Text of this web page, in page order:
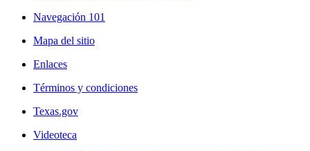
Navegación 101
Mapa del sitio
Enlaces
Términos y condiciones
Texas.gov
Videoteca